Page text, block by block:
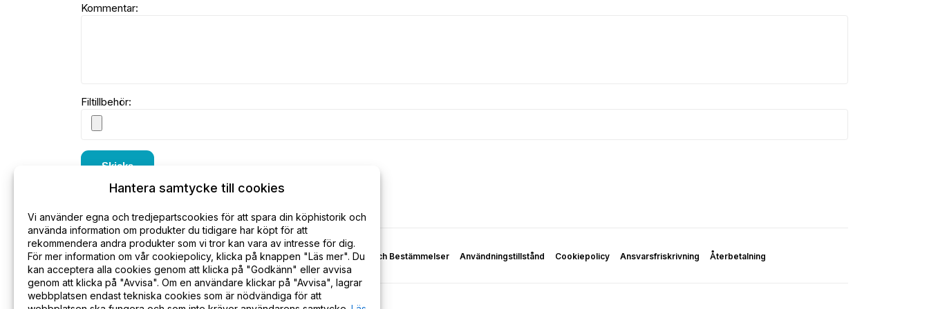
Kommentar:
Filtillbehör:
Skicka
Kontakta oss Leverans Integritetspolicy Villkor och Bestämmelser Användningstillstånd Cookiepolicy Ansvarsfriskrivning Återbetalning
Hantera samtycke till cookies
Vi använder egna och tredjepartscookies för att spara din köphistorik och
använda information om produkter du tidigare har köpt för att
rekommendera andra produkter som vi tror kan vara av intresse för dig.
För mer information om vår cookiepolicy, klicka på knappen "Läs mer". Du
kan acceptera alla cookies genom att klicka på "Godkänn" eller avvisa
genom att klicka på "Avvisa". Om en användare klickar på "Avvisa", lagrar
webbplatsen endast tekniska cookies som är nödvändiga för att